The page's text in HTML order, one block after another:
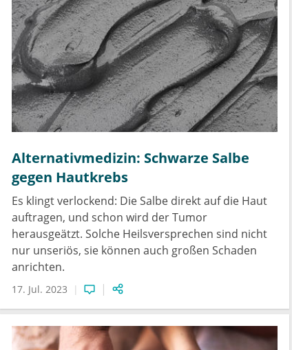
Alternativmedizin: Schwarze Salbe
gegen Hautkrebs
Es klingt verlockend: Die Salbe direkt auf die Haut
auftragen, und schon wird der Tumor
herausgeätzt. Solche Heilsversprechen sind nicht
nur unseriös, sie können auch großen Schaden
anrichten.
17. Jul. 2023